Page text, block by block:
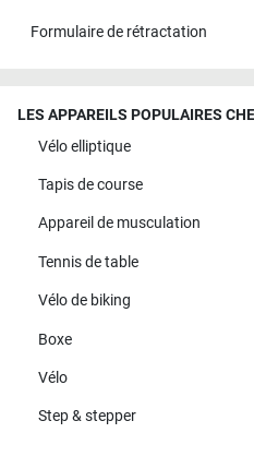
Formulaire de rétractation
LES APPAREILS POPULAIRES
Vélo elliptique
Tapis de course
Appareil de musculation
Tennis de table
Vélo de biking
Boxe
Vélo
Step & stepper